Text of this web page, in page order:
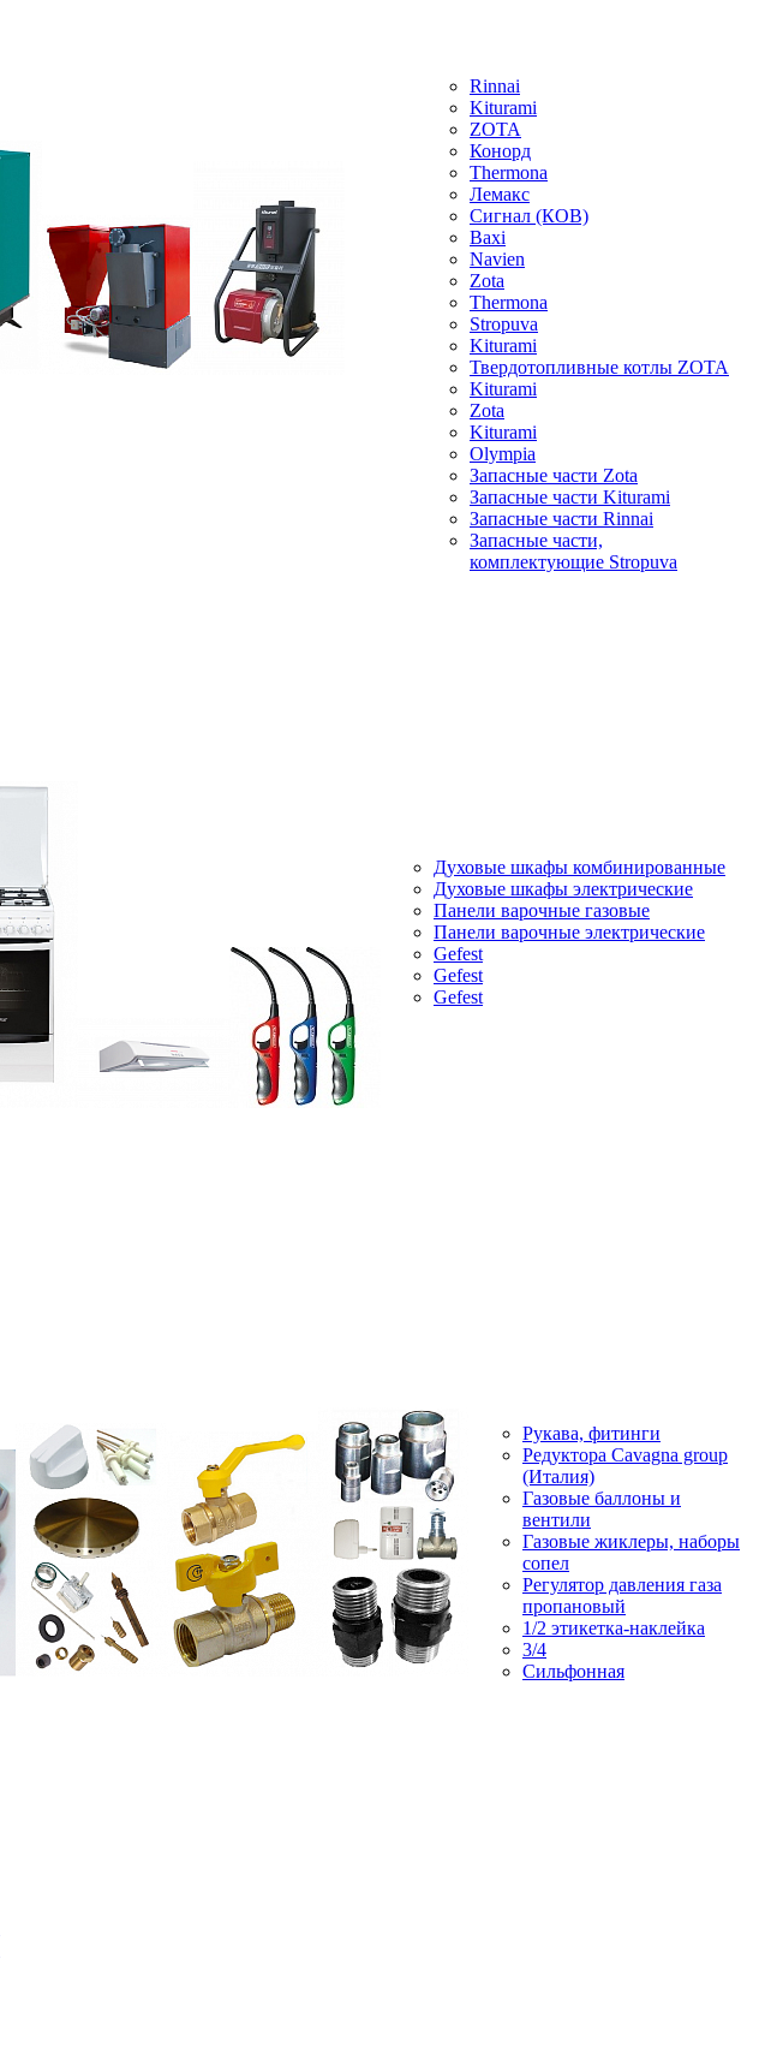
Rinnai
Kiturami
ZOTA
Конорд
Thermona
Лемакс
Сигнал (КОВ)
Baxi
Navien
Zota
Thermona
Stropuva
Kiturami
Твердотопливные котлы ZOTA
Kiturami
Zota
Kiturami
Olympia
Запасные части Zota
Запасные части Kiturami
Запасные части Rinnai
Запасные части,
комплектующие Stropuva
Духовые шкафы комбинированные
Духовые шкафы электрические
Панели варочные газовые
Панели варочные электрические
Gefest
Gefest
Gefest
Рукава, фитинги
Редуктора Cavagna group
(Италия)
Газовые баллоны и
вентили
Газовые жиклеры, наборы
сопел
Регулятор давления газа
пропановый
1/2 этикетка-наклейка
3/4
Сильфонная